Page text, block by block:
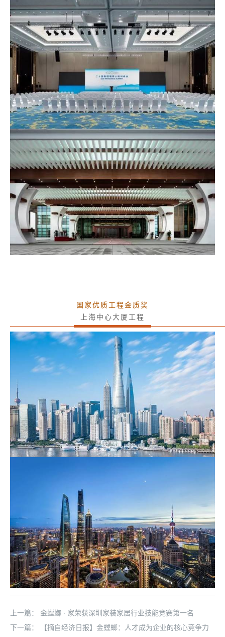
国家优质工程金质奖
上海中心大厦工程
上一篇：
金螳螂 · 家荣获深圳家装家居行业技能竞赛第一名
下一篇：
【摘自经济日报】金螳螂：人才成为企业的核心竞争力